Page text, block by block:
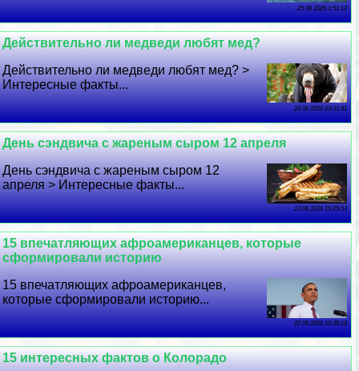
25 06 2026 1:51:12
Действительно ли медведи любят мед?
Действительно ли медведи любят мед? >
Интересные факты...
24 06 2026 23:31:41
День сэндвича с жареным сыром 12 апреля
День сэндвича с жареным сыром 12
апреля > Интересные факты...
23 06 2026 15:25:53
15 впечатляющих афроамериканцев, которые
сформировали историю
15 впечатляющих афроамериканцев,
которые сформировали историю...
22 06 2026 10:38:18
15 интересных фактов о Колорадо